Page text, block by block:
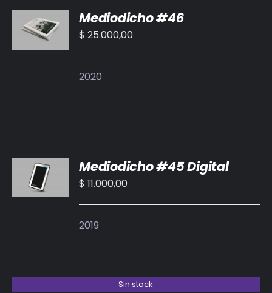
AL
CARRITO
/
Mediodicho #46
$ 25.000,00
2020
AL
CARRITO
/
Mediodicho #45 Digital
$ 11.000,00
2019
Sin stock